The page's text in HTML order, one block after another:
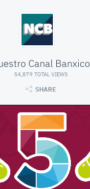
Canal Banxico
54,879 TOTAL VIEWS
SHARE